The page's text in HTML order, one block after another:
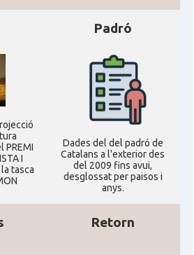
PREMI
I
tasca
Padró
Dades del del padró de
Catalans a l'exterior des
del 2009 fins avui,
desglossat per paisos i
anys.
Retorn